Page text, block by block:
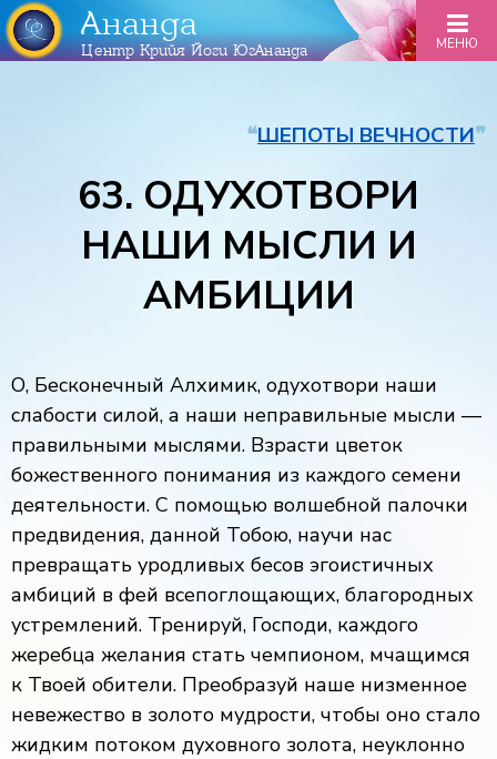
Ананда
Центр Крийя Йоги ЮгАнанда МЕНЮ
❝ШЕПОТЫ ВЕЧНОСТИ❞
63. ОДУХОТВОРИ
НАШИ МЫСЛИ И
АМБИЦИИ
О, Бесконечный Алхимик, одухотвори наши
слабости силой, а наши неправильные мысли —
правильными мыслями. Взрасти цветок
божественного понимания из каждого семени
деятельности. С помощью волшебной палочки
предвидения, данной Тобою, научи нас
превращать уродливых бесов эгоистичных
амбиций в фей всепоглощающих, благородных
устремлений. Тренируй, Господи, каждого
жеребца желания стать чемпионом, мчащимся
к Твоей обители. Преобразуй наше низменное
невежество в золото мудрости, чтобы оно стало
жидким потоком духовного золота, неуклонно